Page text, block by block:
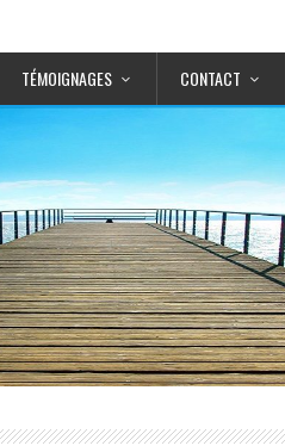
TÉMOIGNAGES CONTACT